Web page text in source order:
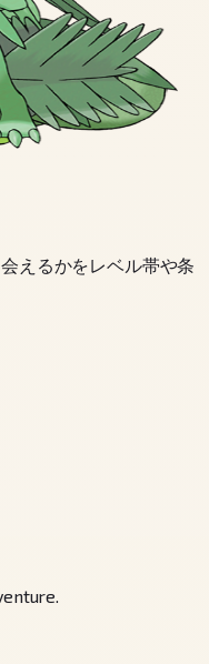
えるかをレベル帯や条